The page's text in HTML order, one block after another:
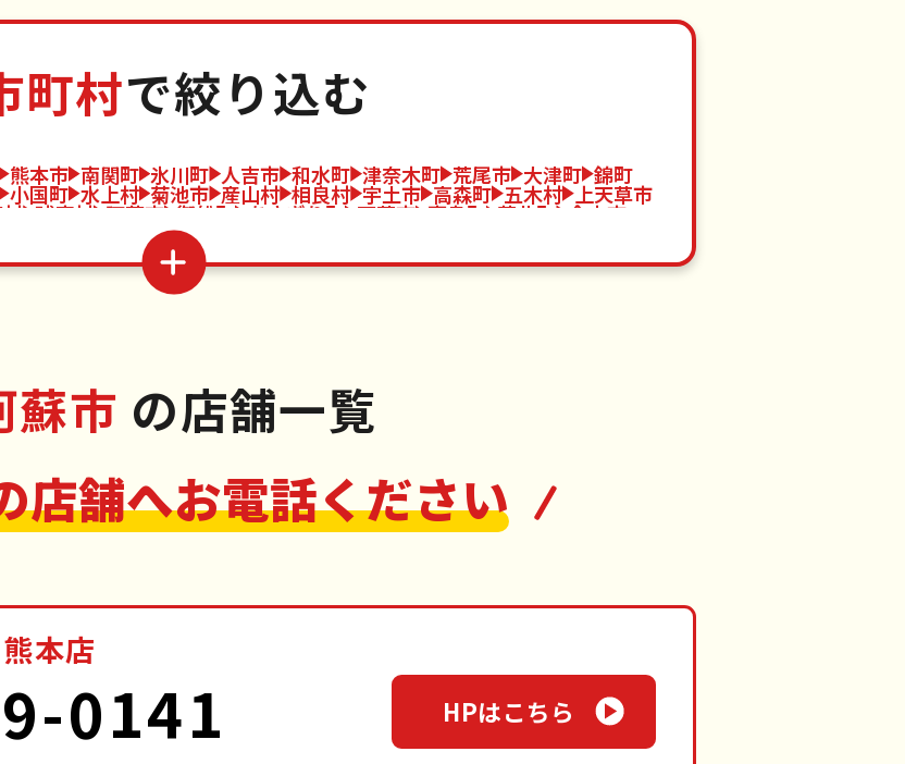
町村で絞り込む
熊本市 南関町 氷川町 人吉市 和水町 津奈木町 荒尾市 大津町 錦町
小国町 水上村 菊池市 産山村 相良村 宇土市 高森町 五木村 上天草市
球磨村 阿蘇市 御船町 あさぎり町 天草市 嘉島町 苓北町 合志市
益城町
蘇市 の店舗一覧
店舗へお電話ください
熊本店
0141 HPはこちら